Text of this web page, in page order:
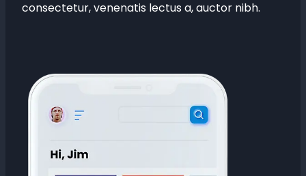
consectetur, venenatis lectus a, auctor nibh.